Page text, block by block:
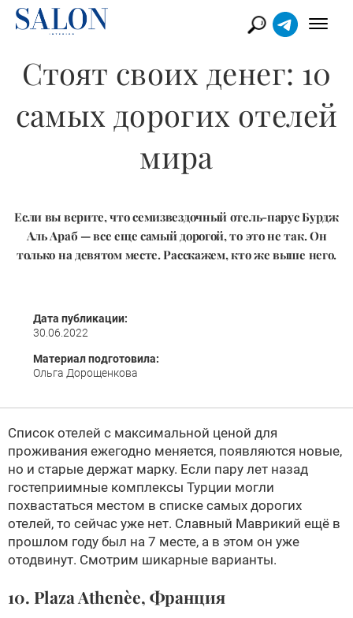
Стоят своих денег: 10
самых дорогих отелей
мира
Если вы верите, что семизвездочный отель-парус Бурдж
Аль Араб — все еще самый дорогой, то это не так. Он
только на девятом месте. Расскажем, кто же выше него.
Дата публикации:
30.06.2022
Материал подготовила:
Ольга Дорощенкова
Список отелей с максимальной ценой для
проживания ежегодно меняется, появляются новые,
но и старые держат марку. Если пару лет назад
гостеприимные комплексы Турции могли
похвастаться местом в списке самых дорогих
отелей, то сейчас уже нет. Славный Маврикий ещё в
прошлом году был на 7 месте, а в этом он уже
отодвинут. Смотрим шикарные варианты.
10. Plaza Athenèe, Франция